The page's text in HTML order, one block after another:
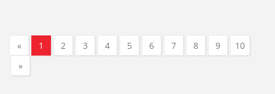
« 1 2 3 4 5 6 7 8 9
10
»